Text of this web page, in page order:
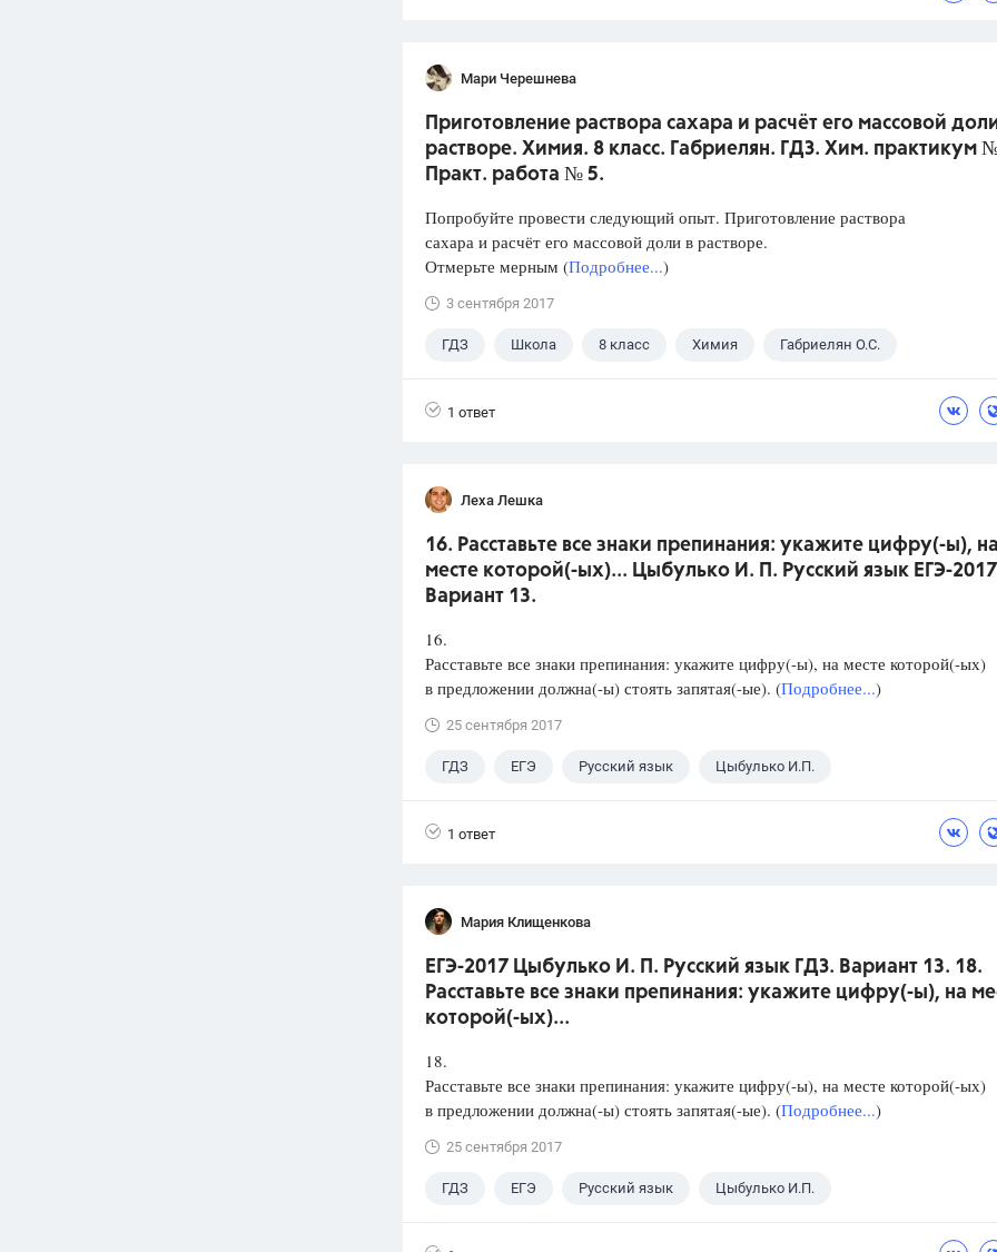
Мари Черешнева
Приготовление раствора сахара и расчёт его массовой
растворе. Химия. 8 класс. Габриелян. ГДЗ. Хим. практикум
Практ. работа № 5.
Попробуйте провести следующий опыт. Приготовление раствора
сахара и расчёт его массовой доли в растворе.
Отмерьте мерным (Подробнее...)
3 сентября 2017
ГДЗ Школа 8 класс Химия Габриелян О.С.
1 ответ
Леха Лешка
16. Расставьте все знаки препинания: укажите цифру(-ы),
месте которой(-ых)... Цыбулько И. П. Русский язык ЕГЭ-
Вариант 13.
16.
Расставьте все знаки препинания: укажите цифру(-ы), на месте которой(-ых)
в предложении должна(-ы) стоять запятая(-ые). (Подробнее...)
25 сентября 2017
ГДЗ ЕГЭ Русский язык Цыбулько И.П.
1 ответ
Мария Клищенкова
ЕГЭ-2017 Цыбулько И. П. Русский язык ГДЗ. Вариант 13. 18.
Расставьте все знаки препинания: укажите цифру(-ы), на
которой(-ых)...
18.
Расставьте все знаки препинания: укажите цифру(-ы), на месте которой(-ых)
в предложении должна(-ы) стоять запятая(-ые). (Подробнее...)
25 сентября 2017
ГДЗ ЕГЭ Русский язык Цыбулько И.П.